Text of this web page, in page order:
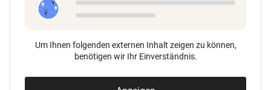
Um Ihnen folgenden externen Inhalt zeigen zu können,
benötigen wir Ihr Einverständnis.